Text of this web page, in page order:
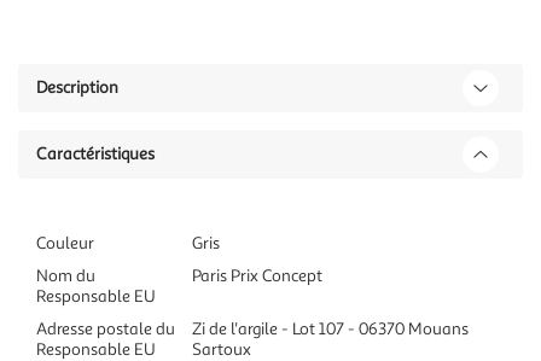
Description
Caractéristiques
Couleur
Gris
Nom du
Responsable EU
Paris Prix Concept
Adresse postale du
Responsable EU
Zi de l'argile - Lot 107 - 06370 Mouans
Sartoux